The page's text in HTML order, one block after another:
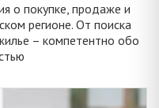
о покупке, продаже и
регионе. От поиска
– компетентно обо